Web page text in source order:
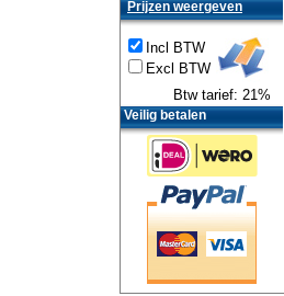
Prijzen weergeven
Incl BTW
Excl BTW
Btw tarief: 21%
Veilig betalen